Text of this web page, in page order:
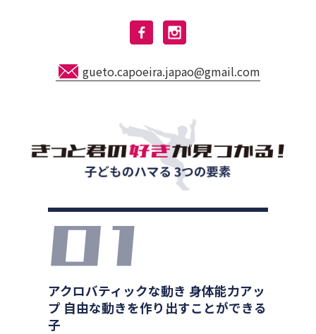
gueto.capoeira.japao@gmail.com
アクロバティックな動き 身体能力アッ
プ 自由な動きを作り出すことができる
子